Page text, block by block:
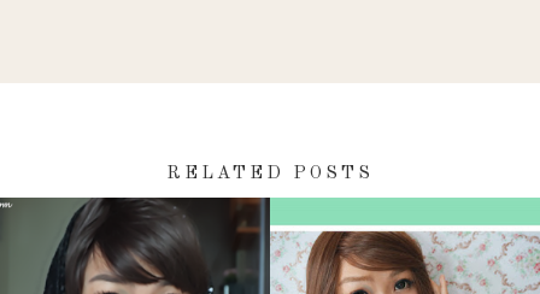
RELATED POSTS